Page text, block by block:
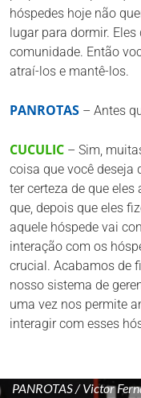
hóspedes hoje não
lugar para dormir.
comunidade. Então
atraí-los e mantê-los.
PANROTAS – Antes
CUCULIC – Sim,
coisa que você deseja
ter certeza de que eles
que, depois que eles
aquele hóspede vai
interação com os
crucial. Acabamos de
nosso sistema de
uma vez nos permite
interagir com esses
PANROTAS / Victor